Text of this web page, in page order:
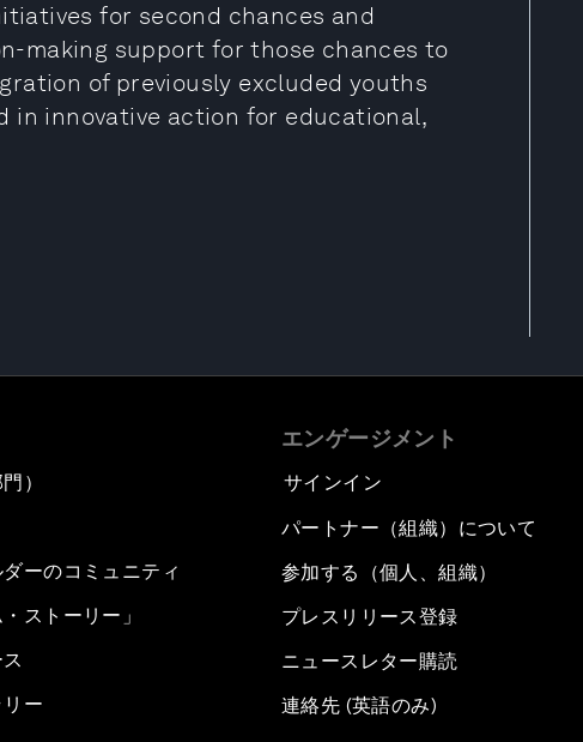
for second chances and
making support for those chances to
of previously excluded youths
in innovative action for educational,
）
ーのコミュニティ
ストーリー」
ー
エンゲージメント
サインイン
パートナー（組織）について
参加する（個人、組織）
プレスリリース登録
ニュースレター購読
連絡先 (英語のみ)